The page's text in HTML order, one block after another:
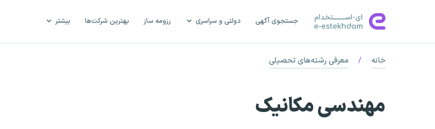
جستجوی آگهی دولتی و سراسری رزومه ساز بهترین شرکت‌ها بیشتر
خانه / معرفی رشته‌های تحصیلی
مهندسی مکانیک